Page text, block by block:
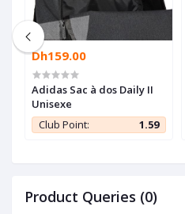
Dh159.00
Adidas Sac à dos Daily II
Unisexe
Club Point:
1.59
Product Queries (0)